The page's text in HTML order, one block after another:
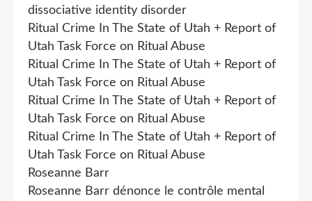
dissociative identity disorder
Ritual Crime In The State of Utah + Report of
Utah Task Force on Ritual Abuse
Ritual Crime In The State of Utah + Report of
Utah Task Force on Ritual Abuse
Ritual Crime In The State of Utah + Report of
Utah Task Force on Ritual Abuse
Ritual Crime In The State of Utah + Report of
Utah Task Force on Ritual Abuse
Roseanne Barr
Roseanne Barr dénonce le contrôle mental